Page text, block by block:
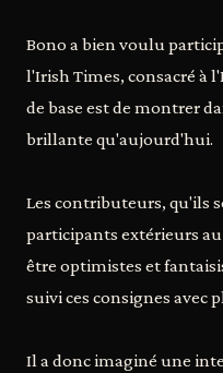
Bono a bien voulu
l'Irish Times, consacré à
de base est de montrer
brillante qu'aujourd'hui.
Les contributeurs, qu'ils
participants extérieurs
être optimistes et
suivi ces consignes avec
Il a donc imaginé une